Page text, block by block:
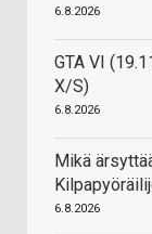
6.8.2026
GTA VI
X/S)
6.8.2026
Mikä
6.8.2026